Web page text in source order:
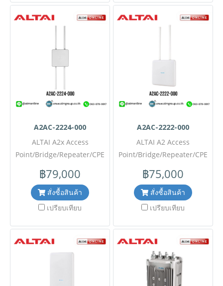
รวมภาษีมูลค่าเพิ่ม, ค่าขนส่ง ,
สินค้าสั่งต่างประเทศราคาอาจ
สั่งซื้อ #SI
รวมภาษีมูลค่าเพิ่ม, ค่าขนส่ง ,
สินค้าสั่งต่างประเทศราคาอาจ
มีการเปลี่ยนแปลงตามอัตรา
A2AC-2224-000
ALTAI A2x Access
Point/Bridge/Repeater/CPE
พิเศษสำหรับงานโครงการ
ติดต่อฝ่ายขาย Line ID :
@aimonline ฝ่ายขายโทร:
รวมภาษีมูลค่าเพิ่ม, ค่าขนส่ง ,
สินค้าสั่งต่างประเทศราคาอาจ
มีการเปลี่ยนแปลงตามอัตรา
ล่วงหน้า) เช็คสต๊อกสินค้าก่อน
฿79,000
สั่งซื้อสินค้า
เปรียบเทียบ
A2AC-2222-000
ALTAI A2 Access
Point/Bridge/Repeater/CPE
พิเศษสำหรับงานโครงการ
ติดต่อฝ่ายขาย Line ID :
@aimonline ฝ่ายขายโทร:
รวมภาษีมูลค่าเพิ่ม, ค่าขนส่ง ,
สินค้าสั่งต่างประเทศราคาอาจ
มีการเปลี่ยนแปลงตามอัตรา
แลกเปลี่ยน โดยไม่แจ้งให้ทราบ
ล่วงหน้า) เช็คสต๊อกสินค้าก่อน
฿75,000
สั่งซื้อสินค้า
เปรียบเทียบ